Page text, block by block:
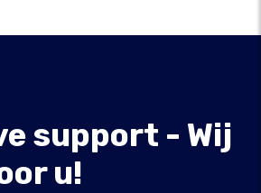
support - Wij
u!